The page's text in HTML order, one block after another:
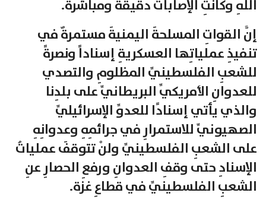
اللهِ وكانتِ الإصاباتُ دقيقةً ومباشرةً.
إنَّ القواتِ المسلحةَ اليمنيةَ مستمرةٌ في
تنفيذِ عملياتِها العسكريةِ إسناداً ونصرةً
للشعبِ الفلسطينيِّ المظلومِ والتصدي
للعدوانِ الأمريكيِّ البريطانيِّ على بلدِنا
والذي يأتي إسنادًا للعدوِّ الإسرائيليِّ
الصهيونيِّ للاستمرارِ في جرائمِهِ وعدوانِهِ
على الشعبِ الفلسطينيِّ ولنْ تتوقفَ عملياتُ
الإسنادِ حتى وقفِ العدوانِ ورفعِ الحصارِ عنِ
الشعبِ الفلسطينيِّ في قطاعِ غزة.